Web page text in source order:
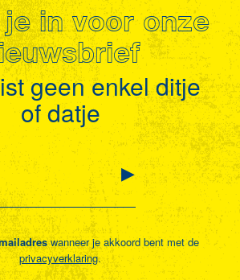
in voor onze
geen enkel ditje
of datje
wanneer je akkoord bent met de
privacyverklaring.